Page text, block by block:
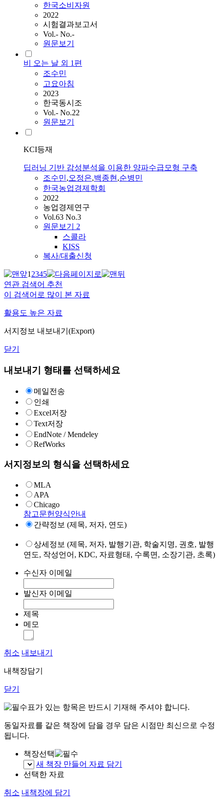
한국소비자원
2022
시험결과보고서
Vol.- No.-
원문보기
비 오는 날 외 1편
조수민
고요아침
2023
한국동시조
Vol.- No.22
원문보기
KCI등재
딥러닝 기반 감성분석을 이용한 양파수급모형 구축
조수민,오정은,백종현,순병민
한국농업경제학회
2022
농업경제연구
Vol.63 No.3
원문보기 2
스콜라
KISS
복사/대출신청
12345
연관 검색어 추천
이 검색어로 많이 본 자료
활용도 높은 자료
서지정보 내보내기(Export)
닫기
내보내기 형태를 선택하세요
메일전송
인쇄
Excel저장
Text저장
EndNote / Mendeley
RefWorks
서지정보의 형식을 선택하세요
MLA
APA
Chicago
참고문헌양식안내
간략정보 (제목, 저자, 연도)
상세정보 (제목, 저자, 발행기관, 학술지명, 권호, 발행
연도, 작성언어, KDC, 자료형태, 수록면, 소장기관, 초록)
수신자 이메일
발신자 이메일
제목
메모
취소 내보내기
내책장담기
닫기
표가 있는 항목은 반드시 기재해 주셔야 합니다.
동일자료를 같은 책장에 담을 경우 담은 시점만 최신으로 수정
됩니다.
책장선택
새 책장 만들어 자료 담기
선택한 자료
취소 내책장에 담기